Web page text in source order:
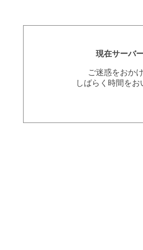
現在サーバ
ご迷惑をおか
しばらく時間を